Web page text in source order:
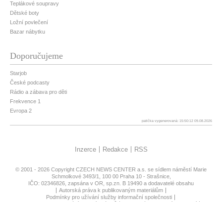
Teplákové soupravy
Dětské boty
Ložní povlečení
Bazar nábytku
Doporučujeme
Starjob
České podcasty
Rádio a zábava pro děti
Frekvence 1
Evropa 2
patička vygenerovaná: 15:50:12 09.08.2026
Inzerce Redakce RSS
© 2001 - 2026 Copyright CZECH NEWS CENTER a.s. se sídlem náměstí Marie
Schmolkové 3493/1, 100 00 Praha 10 - Strašnice,
IČO: 02346826, zapsána v OR, sp.zn. B 19490 a dodavatelé obsahu
Autorská práva k publikovaným materiálům
Podmínky pro užívání služby informační společnosti